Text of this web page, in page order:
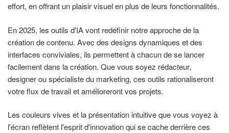
effort, en offrant un plaisir visuel en plus de leurs fonctionnalités.
En 2025, les outils d'IA vont redéfinir notre approche de la
création de contenu. Avec des designs dynamiques et des
interfaces conviviales, ils permettent à chacun de se lancer
facilement dans la création. Que vous soyez rédacteur,
designer ou spécialiste du marketing, ces outils rationaliseront
votre flux de travail et amélioreront vos projets.
Les couleurs vives et la présentation intuitive que vous voyez à
l'écran reflètent l'esprit d'innovation qui se cache derrière ces